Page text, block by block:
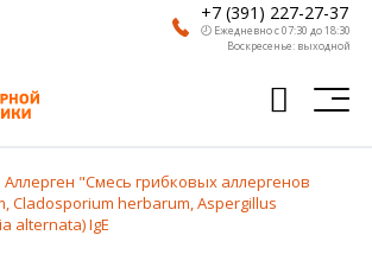
+7 (391) 227-27-37
🕗 Ежедневно с 07:30 до 18:30
Воскресенье: выходной
Аллерген "Смесь грибковых аллергенов
Cladosporium herbarum, Aspergillus
alternata) IgE